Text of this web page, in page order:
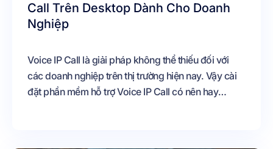
Call Trên Desktop Dành Cho Doanh
Nghiệp
Voice IP Call là giải pháp không thể thiếu đối với
các doanh nghiệp trên thị trường hiện nay. Vậy cài
đặt phần mềm hỗ trợ Voice IP Call có nên hay